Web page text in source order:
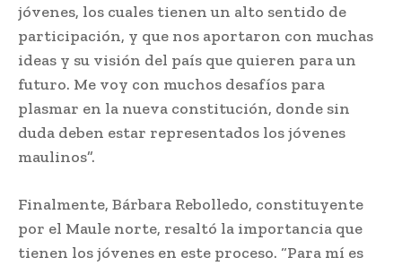
jóvenes, los cuales tienen un alto sentido de
participación, y que nos aportaron con muchas
ideas y su visión del país que quieren para un
futuro. Me voy con muchos desafíos para
plasmar en la nueva constitución, donde sin
duda deben estar representados los jóvenes
maulinos”.
Finalmente, Bárbara Rebolledo, constituyente
por el Maule norte, resaltó la importancia que
tienen los jóvenes en este proceso. “Para mí es